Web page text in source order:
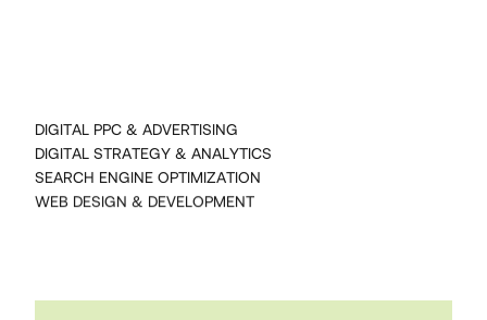
DIGITAL PPC & ADVERTISING
DIGITAL STRATEGY & ANALYTICS
SEARCH ENGINE OPTIMIZATION
WEB DESIGN & DEVELOPMENT